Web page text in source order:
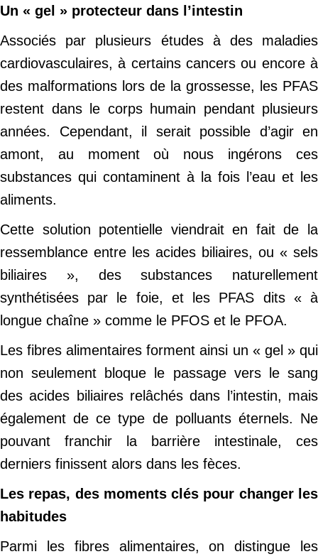
Un « gel » protecteur dans l’intestin
Associés par plusieurs études à des maladies
cardiovasculaires, à certains cancers ou encore à
des malformations lors de la grossesse, les PFAS
restent dans le corps humain pendant plusieurs
années. Cependant, il serait possible d’agir en
amont, au moment où nous ingérons ces
substances qui contaminent à la fois l’eau et les
aliments.
Cette solution potentielle viendrait en fait de la
ressemblance entre les acides biliaires, ou « sels
biliaires », des substances naturellement
synthétisées par le foie, et les PFAS dits « à
longue chaîne » comme le PFOS et le PFOA.
Les fibres alimentaires forment ainsi un « gel » qui
non seulement bloque le passage vers le sang
des acides biliaires relâchés dans l’intestin, mais
également de ce type de polluants éternels. Ne
pouvant franchir la barrière intestinale, ces
derniers finissent alors dans les fèces.
Les repas, des moments clés pour changer les
habitudes
Parmi les fibres alimentaires, on distingue les